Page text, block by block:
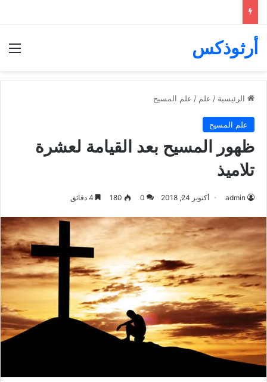
أرثوذكس
الرئيسية / علم / علم المسيح
علم المسيح
ظهور المسيح بعد القيامة لعشرة
تلاميذ
admin أكتوبر 24, 2018 0
180